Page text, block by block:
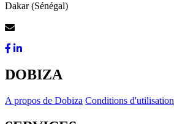
Dakar (Sénégal)
DOBIZA
A propos de Dobiza Conditions d'utilisation